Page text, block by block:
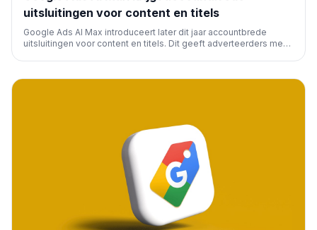
uitsluitingen voor content en titels
Google Ads AI Max introduceert later dit jaar accountbrede
uitsluitingen voor content en titels. Dit geeft adverteerders meer